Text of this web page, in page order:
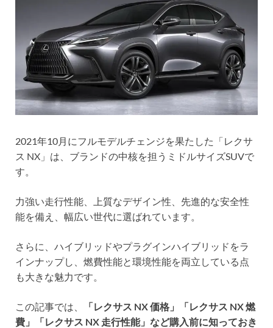
2021年10月にフルモデルチェンジを果たした「レクサ
ス NX」は、ブランドの中核を担うミドルサイズSUVで
す。
力強い走行性能、上質なデザイン性、先進的な安全性
能を備え、幅広い世代に選ばれています。
さらに、ハイブリッドやプラグインハイブリッドをラ
インナップし、燃費性能と環境性能を両立している点
も大きな魅力です。
この記事では、
「レクサス NX 価格」「レクサス NX 燃
費」「レクサス NX 走行性能」など購入前に知っておき